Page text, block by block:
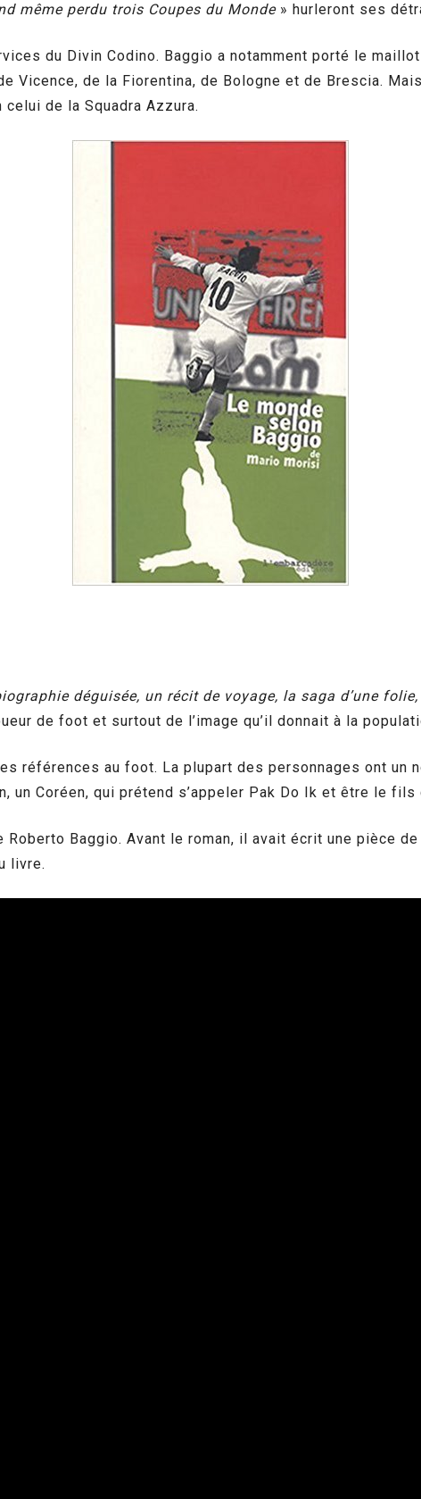
même perdu trois Coupes du Monde» hurleront ses
du Divin Codino. Baggio a notamment porté le
de la Fiorentina, de Bologne et de Brescia.
de la Squadra Azzura.
déguisée, un récit de voyage, la saga d’une
de foot et surtout de l’image qu’il donnait à la
références au foot. La plupart des personnages ont un
un Coréen, qui prétend s’appeler Pak Do Ik et être le fils
Baggio. Avant le roman, il avait écrit une pièce de
livre.